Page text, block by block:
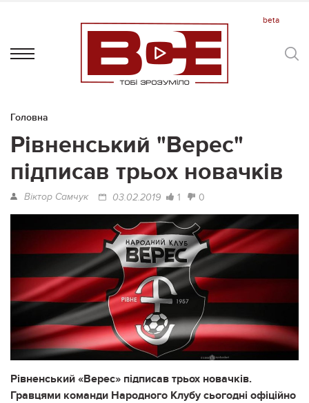
Головна
Рівненський "Верес"
підписав трьох новачків
Віктор Самчук 03.02.2019 1 0
Рівненський «Верес» підписав трьох новачків.
Гравцями команди Народного Клубу сьогодні офіційно